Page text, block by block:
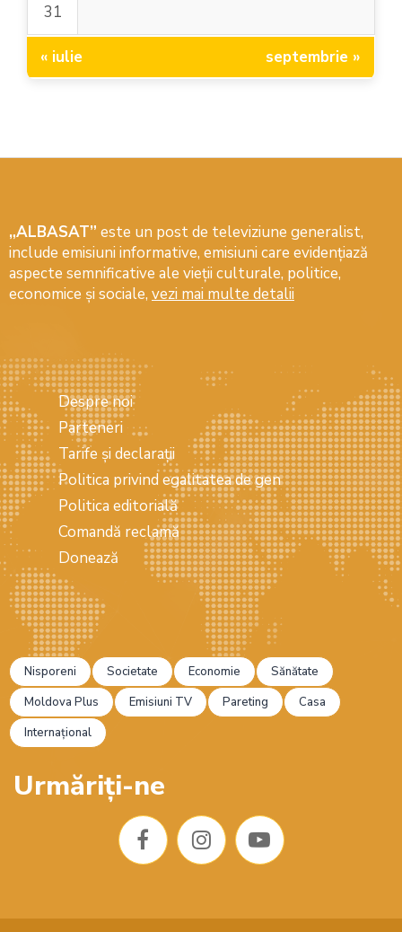
31
« iulie septembrie »
„ALBASAT” este un post de televiziune generalist,
include emisiuni informative, emisiuni care evidenţiază
aspecte semnificative ale vieţii culturale, politice,
economice şi sociale, vezi mai multe detalii
Despre noi
Parteneri
Tarife și declarații
Politica privind egalitatea de gen
Politica editorială
Comandă reclamă
Donează
Nisporeni Societate Economie
Sănătate
Moldova Plus
Emisiuni TV Pareting
Casa
Internațional
Urmăriți-ne